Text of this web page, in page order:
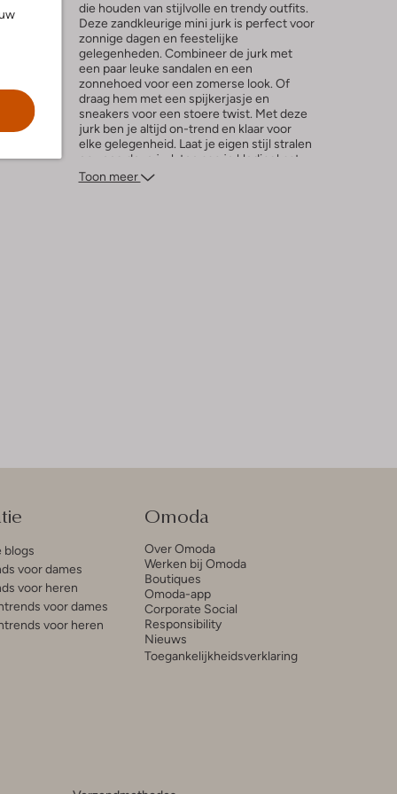
die houden van stijlvolle en trendy outfits.
Deze zandkleurige mini jurk is perfect voor
zonnige dagen en feestelijke
gelegenheden. Combineer de jurk met
een paar leuke sandalen en een
zonnehoed voor een zomerse look. Of
draag hem met een spijkerjasje en
sneakers voor een stoere twist. Met deze
jurk ben je altijd on-trend en klaar voor
elke gelegenheid. Laat je eigen stijl stralen
en voeg deze jurk toe aan je kledingkast.
Toon meer
blogs
voor dames
voor heren
voor dames
voor heren
Omoda
Over Omoda
Werken bij Omoda
Boutiques
Omoda-app
Corporate Social
Responsibility
Nieuws
Toegankelijkheidsverklaring